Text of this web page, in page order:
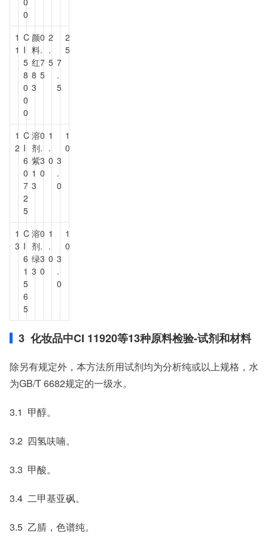
0
1
1
C
I
5
8
0
0
0
颜
料
红
8
3
0
.
7
5
2
.
5 7
.
5
2
5
1
2
C
I
6
0
7
2
5
溶
剂
紫
1
3
0
.
3
0
1
.
0 3
.
0
1
0
1
3
C
I
6
1
5
6
5
溶
剂
绿
3
0
.
3
0
1
.
0 3
.
0
1
0
3 化妆品中CI 11920等13种原料检验-试剂和材料
除另有规定外，本方法所用试剂均为分析纯或以上规格，水
为GB/T 6682规定的一级水。
3.1 甲醇。
3.2 四氢呋喃。
3.3 甲酸。
3.4 二甲基亚砜。
3.5 乙腈，色谱纯。